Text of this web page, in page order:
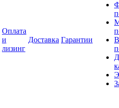
Оплата
и
лизинг
Доставка Гарантии